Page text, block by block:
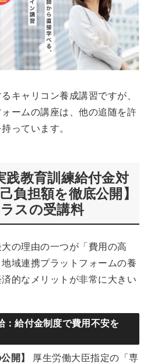
キャリコン養成講習ですが、
ームの講座は、他の追随を許
っています。
践教育訓練給付金対
負担額を徹底公開】
スの受講料
の理由の一つが「費用の高
域連携プラットフォームの養
的なメリットが非常に大きい
：給付金制度で費用不安を
開】
厚生労働大臣指定の「専